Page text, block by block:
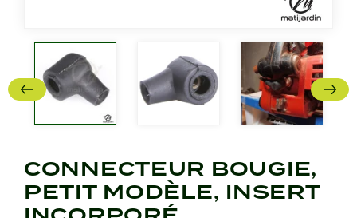
CONNECTEUR BOUGIE,
PETIT MODÈLE, INSERT